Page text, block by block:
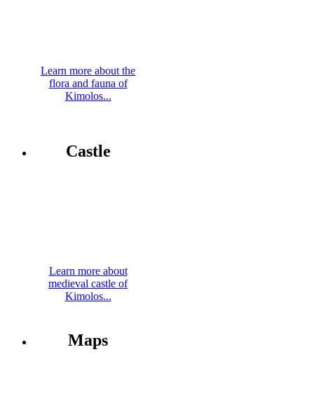
Learn more about the
flora and fauna of
Kimolos...
Castle
Learn more about
medieval castle of
Kimolos...
Maps